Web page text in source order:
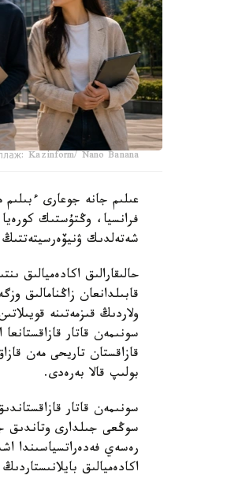
Kazinform/ Nano Banana
عىلىم جانە جوعارى ءبىلىم
شەتەلدىك
حالىقارالىق اكادەميالىق
قابىلدانعان زاڭنامالىق
ولاردىڭ قىزمەتىنە
سونىمەن قاتار
قازاقستان تاريحى مەن
بولىپ قالا بەرەدى.
سونىمەن قاتار
سوڭعى جىلدارى وتاندىق
رەسەي فەدەراتسياسىندا
اكادەميالىق